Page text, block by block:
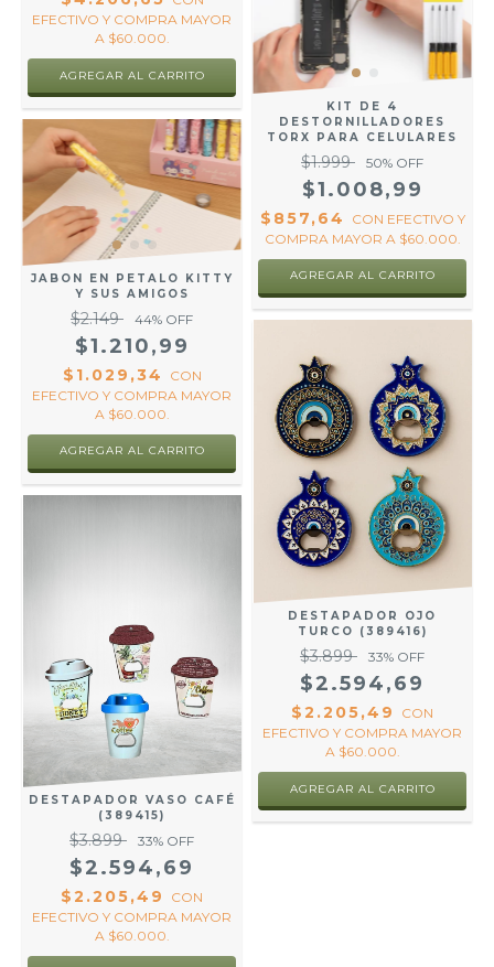
EFECTIVO Y COMPRA MAYOR
A $60.000.
JABON EN PETALO KITTY
Y SUS AMIGOS
$2.149 44% OFF
$1.210,99
$1.029,34
CON
EFECTIVO Y COMPRA MAYOR
A $60.000.
KIT DE 4
DESTORNILLADORES
TORX PARA CELULARES
$1.999 50% OFF
$1.008,99
$857,64 CON EFECTIVO Y
COMPRA MAYOR A $60.000.
DESTAPADOR VASO CAFÉ
(389415)
$3.899 33% OFF
$2.594,69
$2.205,49
CON
EFECTIVO Y COMPRA MAYOR
A $60.000.
DESTAPADOR OJO
TURCO (389416)
$3.899 33% OFF
$2.594,69
$2.205,49
CON
EFECTIVO Y COMPRA MAYOR
A $60.000.